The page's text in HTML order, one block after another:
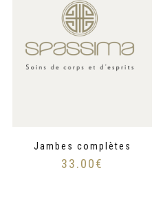
Jambes complètes
33.00€